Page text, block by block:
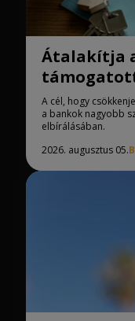
Átalakítja
A cél, hogy
a bankok nagyobb
elbírálásában.
2026. augusztus 05.